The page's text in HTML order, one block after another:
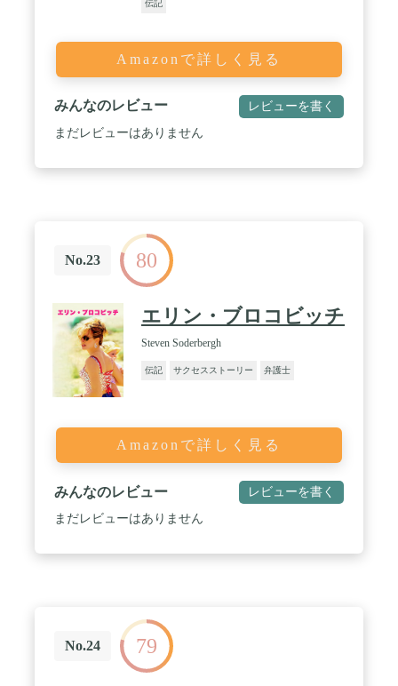
伝記
Amazonで詳しく見る
みんなのレビュー レビューを書く
まだレビューはありません
No.23 80
エリン・ブロコビッチ
Steven Soderbergh
伝記 サクセスストーリー 弁護士
Amazonで詳しく見る
みんなのレビュー レビューを書く
まだレビューはありません
No.24 79